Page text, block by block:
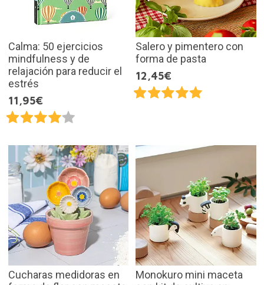
Calma: 50 ejercicios
mindfulness y de
relajación para reducir el
estrés
11,95€
Salero y pimentero con
forma de pasta
12,45€
Cucharas medidoras en
Monokuro mini maceta